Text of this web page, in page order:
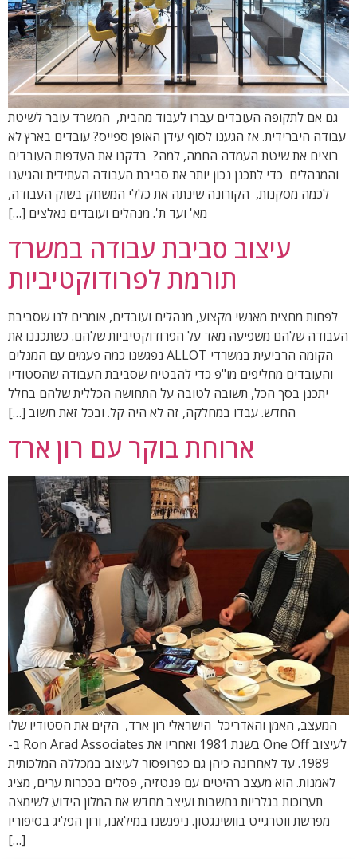
גם אם לתקופה העובדים עברו לעבוד מהבית, המשרד עובר לשיטת
עבודה היברידית. אז הגענו לסוף עידן האופן ספייס? עובדים בארץ לא
רוצים את שיטת העמדה החמה, למה? בדקנו את העדפות העובדים
והמנהלים כדי לתכנן נכון יותר את סביבת העבודה העתידית והגיענו
לכמה מסקנות, הקורונה שינתה את כללי המשחק בשוק העבודה,
מא' ועד ת'. מנהלים ועובדים נאלצים […]
עיצוב סביבת עבודה במשרד
תורמת לפרודוקטיביות
לפחות מחצית מאנשי מקצוע, מנהלים ועובדים, אומרים לנו שסביבת
העבודה שלהם משפיעה מאד על הפרודוקטיביות שלהם. כשתכננו את
הקומה הרביעית במשרדי ALLOT נפגשנו כמה פעמים עם המנלים
והעובדים מחליפים מו"פ כדי להבטיח שסביבת העבודה שהסטודיו
יתכנן בסך הכל, תשובה לטובה על התחושה הכללית שלהם בחלל
החדש. עבדו במחלקה, זה לא היה קל. ובכל זאת חשוב […]
ארוחת בוקר עם רון ארד
המעצב, האמן והאדריכל הישראלי רון ארד, הקים את הסטודיו שלו
לעיצוב One Off בשנת 1981 ואחריו את Ron Arad Associates ב-
1989. עד לאחרונה כיהן גם כפרופסור לעיצוב במכללה המלכותית
לאמנות. הוא מעצב רהיטים עם פנטזיה, פסלים בככרות ערים, מציג
תערוכות בגלריות נחשבות ועיצב מחדש את המלון הידוע לשימצה
מפרשת ווטרגייט בוושינגטון. ניפגשנו במילאנו, ורון הפליג בסיפוריו
[…]